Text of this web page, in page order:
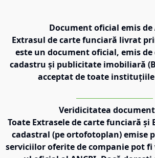
Document oficial emis de
Extrasul de carte funciară livrat
este un document oficial, emis
cadastru și publicitate imobiliară
acceptat de toate
Veridicitatea
Toate Extrasele de carte funciară și
cadastral (pe ortofotoplan) emise
serviciilor oferite de companie pot fi